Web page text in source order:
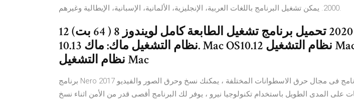
2000. يمكن تشغيل البرنامج باللغات العربية، الإنجليزية، الألمانية، الإسبانية، الإيطالية وغيرهم.
12 حزيران (يونيو) 2020 تحميل برنامج تشغيل الطابعة كامل لويندوز 8 ( 64 بت)
نظام التشغيل ماك: ماك 10.13. Mac OS10.12 نظام التشغيل Mac OS X 10.11
نظام التشغيل Mac
برنامج Nero 2017 افضل واشهر برنامج فى مجال حرق الاسطوانات المختلفة ، يمكنك نسخ وحرق الصور والفيديو
على المدى الطويل باستخدام تكنولوجيا نيرو ، يوفر لك البرنامج أقصى قدر من الأمن اثناء نسخ